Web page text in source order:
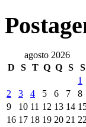
agosto 2026
D
S T Q Q S
S
1
2
3 4 5 6 7
8
9
10 11 12 13 14
16 17 18 19 20 21 22